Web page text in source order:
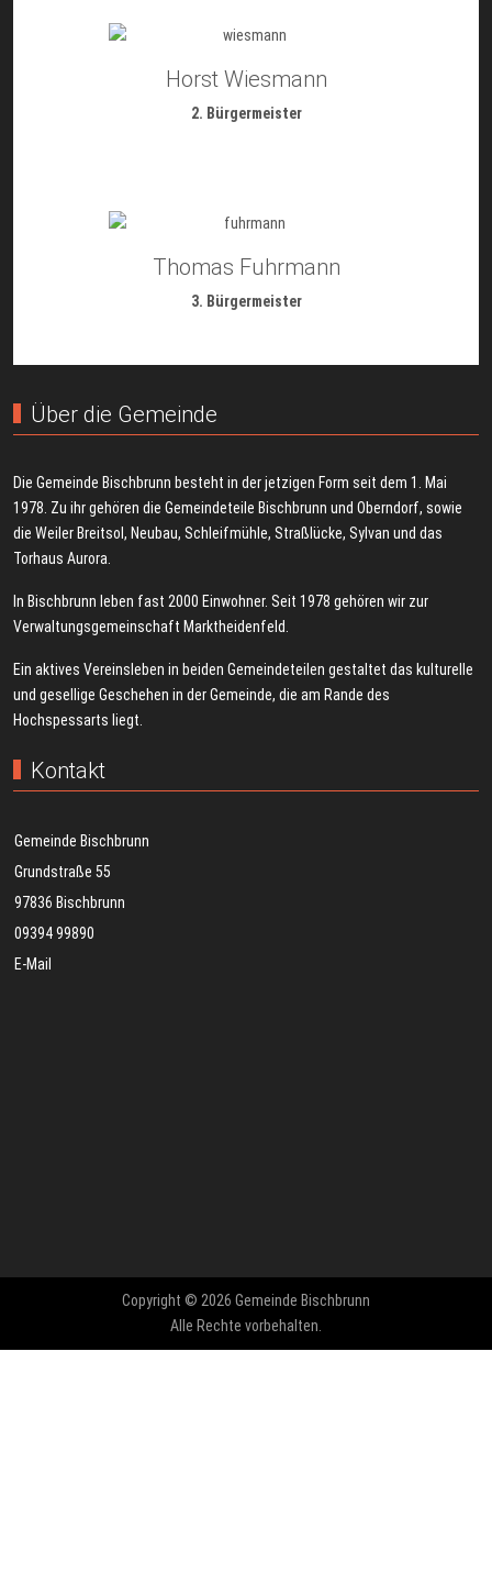
Horst Wiesmann
2. Bürgermeister
Thomas Fuhrmann
3. Bürgermeister
Über die Gemeinde
Die Gemeinde Bischbrunn besteht in der jetzigen Form seit dem 1. Mai
1978. Zu ihr gehören die Gemeindeteile Bischbrunn und Oberndorf, sowie
die Weiler Breitsol, Neubau, Schleifmühle, Straßlücke, Sylvan und das
Torhaus Aurora.
In Bischbrunn leben fast 2000 Einwohner. Seit 1978 gehören wir zur
Verwaltungsgemeinschaft Marktheidenfeld.
Ein aktives Vereinsleben in beiden Gemeindeteilen gestaltet das kulturelle
und gesellige Geschehen in der Gemeinde, die am Rande des
Hochspessarts liegt.
Kontakt
Gemeinde Bischbrunn
Grundstraße 55
97836 Bischbrunn
09394 99890
E-Mail
Copyright © 2026 Gemeinde Bischbrunn
Alle Rechte vorbehalten.